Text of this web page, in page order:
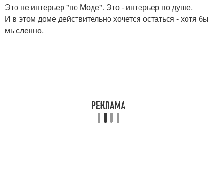
Это не интерьер "по Моде". Это - интерьер по душе.
И в этом доме действительно хочется остаться - хотя бы
мысленно.